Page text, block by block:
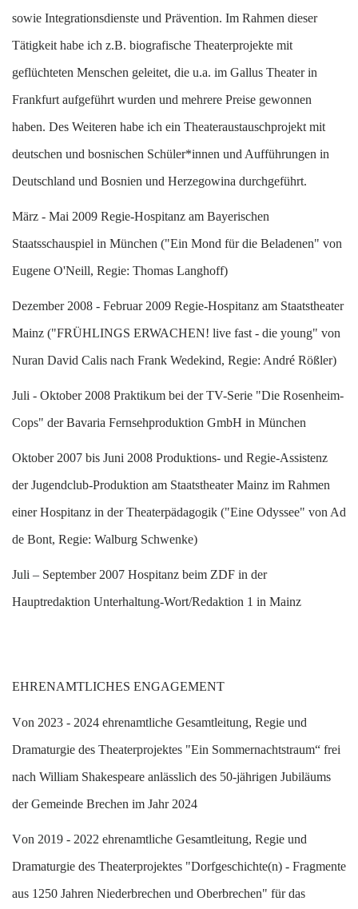
sowie Integrationsdienste und Prävention. Im Rahmen dieser
Tätigkeit habe ich z.B. biografische Theaterprojekte mit
geflüchteten Menschen geleitet, die u.a. im Gallus Theater in
Frankfurt aufgeführt wurden und mehrere Preise gewonnen
haben. Des Weiteren habe ich ein Theateraustauschprojekt mit
deutschen und bosnischen Schüler*innen und Aufführungen in
Deutschland und Bosnien und Herzegowina durchgeführt.
März - Mai 2009 Regie-Hospitanz am Bayerischen
Staatsschauspiel in München ("Ein Mond für die Beladenen" von
Eugene O'Neill, Regie: Thomas Langhoff)
Dezember 2008 - Februar 2009 Regie-Hospitanz am Staatstheater
Mainz ("FRÜHLINGS ERWACHEN! live fast - die young" von
Nuran David Calis nach Frank Wedekind, Regie: André Rößler)
Juli - Oktober 2008 Praktikum bei der TV-Serie "Die Rosenheim-
Cops" der Bavaria Fernsehproduktion GmbH in München
Oktober 2007 bis Juni 2008 Produktions- und Regie-Assistenz
der Jugendclub-Produktion am Staatstheater Mainz im Rahmen
einer Hospitanz in der Theaterpädagogik ("Eine Odyssee" von Ad
de Bont, Regie: Walburg Schwenke)
Juli – September 2007 Hospitanz beim ZDF in der
Hauptredaktion Unterhaltung-Wort/Redaktion 1 in Mainz
EHRENAMTLICHES ENGAGEMENT
Von 2023 - 2024 ehrenamtliche Gesamtleitung, Regie und
Dramaturgie des Theaterprojektes "Ein Sommernachtstraum“ frei
nach William Shakespeare anlässlich des 50-jährigen Jubiläums
der Gemeinde Brechen im Jahr 2024
Von 2019 - 2022 ehrenamtliche Gesamtleitung, Regie und
Dramaturgie des Theaterprojektes "Dorfgeschichte(n) - Fragmente
aus 1250 Jahren Niederbrechen und Oberbrechen" für das